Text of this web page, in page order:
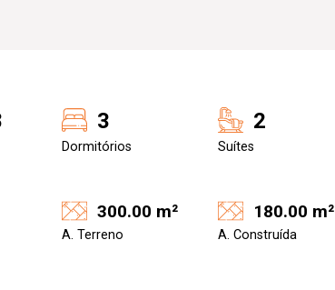
3
Dormitórios
2
Suítes
300.00 m²
A. Terreno
180.00 m²
A. Construída